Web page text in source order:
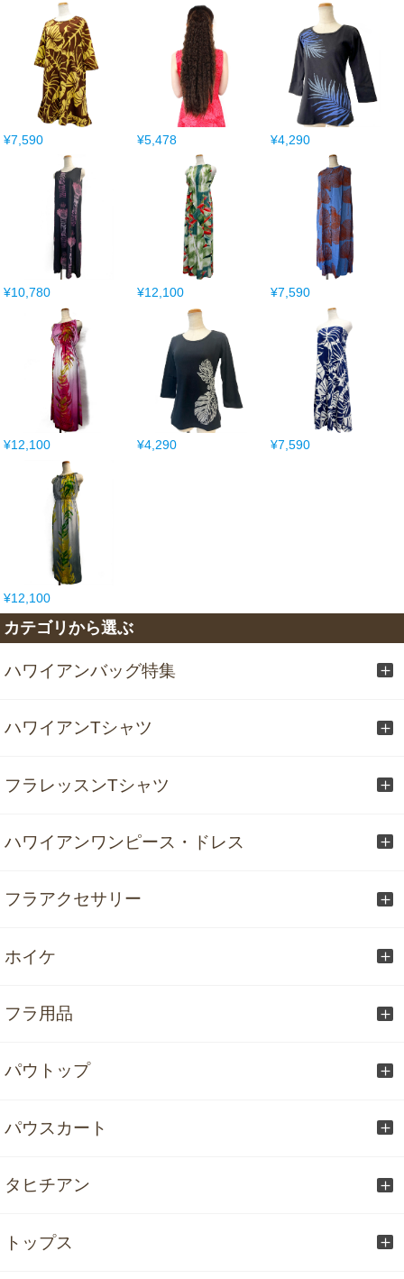
¥7,590 ¥5,478 ¥4,290
¥10,780 ¥12,100 ¥7,590
¥12,100 ¥4,290 ¥7,590
¥12,100
カテゴリから選ぶ
ハワイアンバッグ特集
ハワイアンTシャツ
フラレッスンTシャツ
ハワイアンワンピース・ドレス
フラアクセサリー
ホイケ
フラ用品
パウトップ
パウスカート
タヒチアン
トップス